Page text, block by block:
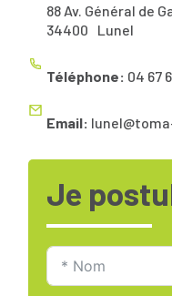
88 Av. Général de
Lunel
34400
Téléphone: 04 67
Email:
Je